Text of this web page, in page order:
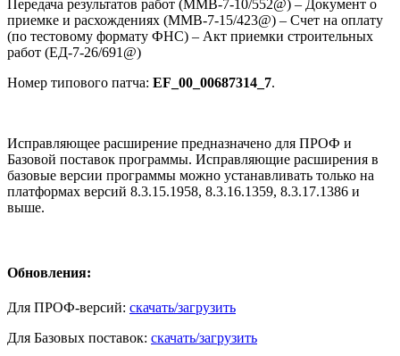
Передача результатов работ (ММВ-7-10/552@) – Документ о
приемке и расхождениях (ММВ-7-15/423@) – Счет на оплату
(по тестовому формату ФНС) – Акт приемки строительных
работ (ЕД-7-26/691@)
Номер типового патча: EF_00_00687314_7.
Исправляющее расширение предназначено для ПРОФ и
Базовой поставок программы. Исправляющие расширения в
базовые версии программы можно устанавливать только на
платформах версий 8.3.15.1958, 8.3.16.1359, 8.3.17.1386 и
выше.
Обновления:
Для ПРОФ-версий: скачать/загрузить
Для Базовых поставок: скачать/загрузить